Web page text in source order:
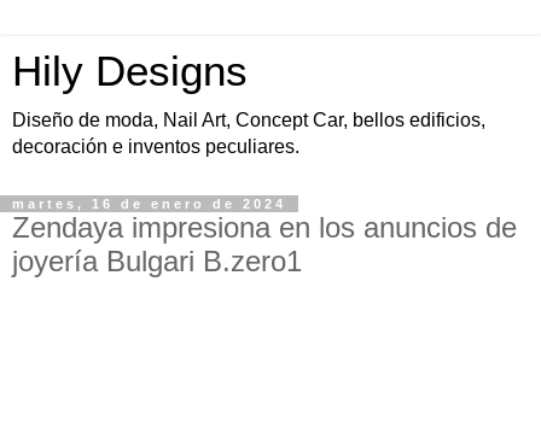
Hily Designs
Diseño de moda, Nail Art, Concept Car, bellos edificios,
decoración e inventos peculiares.
martes, 16 de enero de 2024
Zendaya impresiona en los anuncios de
joyería Bulgari B.zero1